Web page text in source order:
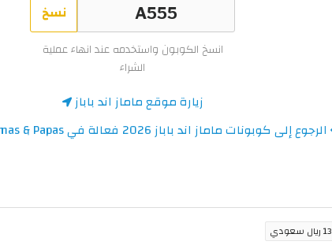
نسخ
انسخ الكوبون واستخدمه عند انهاء عملية
الشراء
زيارة موقع ماماز اند باباز
الرجوع إلى كوبونات ماماز اند باباز 2026 فعالة في Mamas & Papas السعودية
13 ريال سعودي